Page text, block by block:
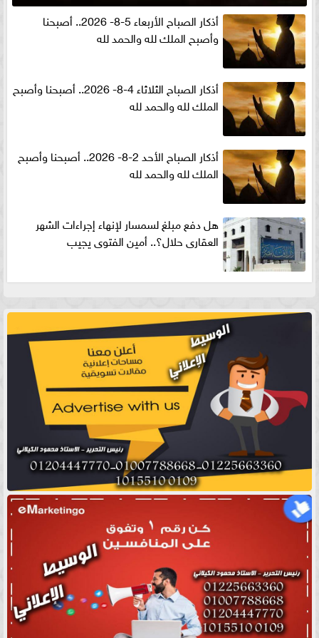
أذكار الصباح الأربعاء 5-8- 2026.. أصبحنا
وأصبح الملك لله والحمد لله
أذكار الصباح الثلاثاء 4-8- 2026.. أصبحنا وأصبح
الملك لله والحمد لله
أذكار الصباح الأحد 2-8- 2026.. أصبحنا وأصبح
الملك لله والحمد لله
هل دفع مبلغ لسمسار لإنهاء إجراءات الشهر
العقارى حلال؟.. أمين الفتوى يجيب